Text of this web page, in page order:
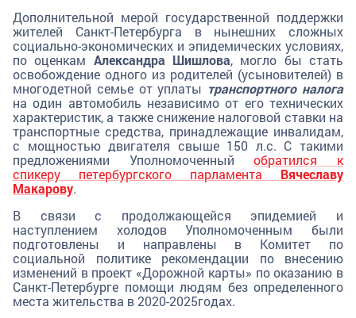
Дополнительной мерой государственной поддержки
жителей Санкт-Петербурга в нынешних сложных
социально-экономических и эпидемических условиях,
по оценкам Александра Шишлова, могло бы стать
освобождение одного из родителей (усыновителей) в
многодетной семье от уплаты транспортного налога
на один автомобиль независимо от его технических
характеристик, а также снижение налоговой ставки на
транспортные средства, принадлежащие инвалидам,
с мощностью двигателя свыше 150 л.с. С такими
предложениями Уполномоченныйобратился к
спикеру петербургского парламента Вячеславу
Макарову.
В связи с продолжающейся эпидемией и
наступлением холодов Уполномоченным были
подготовлены и направлены в Комитет по
социальной политике рекомендации по внесению
изменений в проект «Дорожной карты» по оказанию в
Санкт-Петербурге помощи людям без определенного
места жительства в 2020-2025годах.